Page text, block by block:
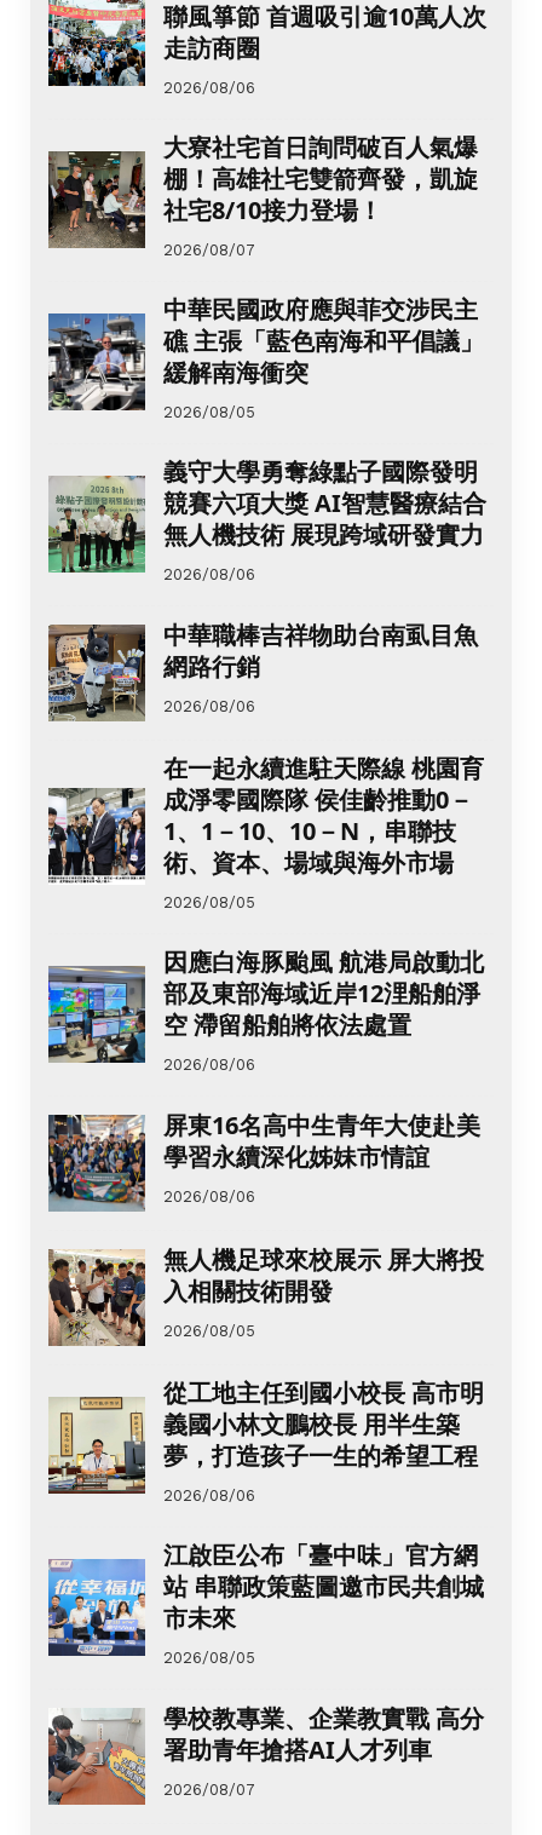
聯風箏節 首週吸引逾10萬人次
走訪商圈
2026/08/06
大寮社宅首日詢問破百人氣爆
棚！高雄社宅雙箭齊發，凱旋
社宅8/10接力登場！
2026/08/07
中華民國政府應與菲交涉民主
礁 主張「藍色南海和平倡議」
緩解南海衝突
2026/08/05
義守大學勇奪綠點子國際發明
競賽六項大獎 AI智慧醫療結合
無人機技術 展現跨域研發實力
2026/08/06
中華職棒吉祥物助台南虱目魚
網路行銷
2026/08/06
在一起永續進駐天際線 桃園育
成淨零國際隊 侯佳齡推動0－
1、1－10、10－N，串聯技
術、資本、場域與海外市場
2026/08/05
因應白海豚颱風 航港局啟動北
部及東部海域近岸12浬船舶淨
空 滯留船舶將依法處置
2026/08/06
屏東16名高中生青年大使赴美
學習永續深化姊妹市情誼
2026/08/06
無人機足球來校展示 屏大將投
入相關技術開發
2026/08/05
從工地主任到國小校長 高市明
義國小林文鵬校長 用半生築
夢，打造孩子一生的希望工程
2026/08/06
江啟臣公布「臺中味」官方網
站 串聯政策藍圖邀市民共創城
市未來
2026/08/05
學校教專業、企業教實戰 高分
署助青年搶搭AI人才列車
2026/08/07